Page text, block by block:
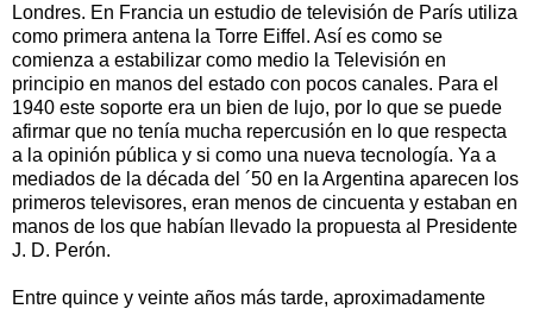
Londres. En Francia un estudio de televisión de París utiliza
como primera antena la Torre Eiffel. Así es como se
comienza a estabilizar como medio la Televisión en
principio en manos del estado con pocos canales. Para el
1940 este soporte era un bien de lujo, por lo que se puede
afirmar que no tenía mucha repercusión en lo que respecta
a la opinión pública y si como una nueva tecnología. Ya a
mediados de la década del ´50 en la Argentina aparecen los
primeros televisores, eran menos de cincuenta y estaban en
manos de los que habían llevado la propuesta al Presidente
J. D. Perón.
Entre quince y veinte años más tarde, aproximadamente